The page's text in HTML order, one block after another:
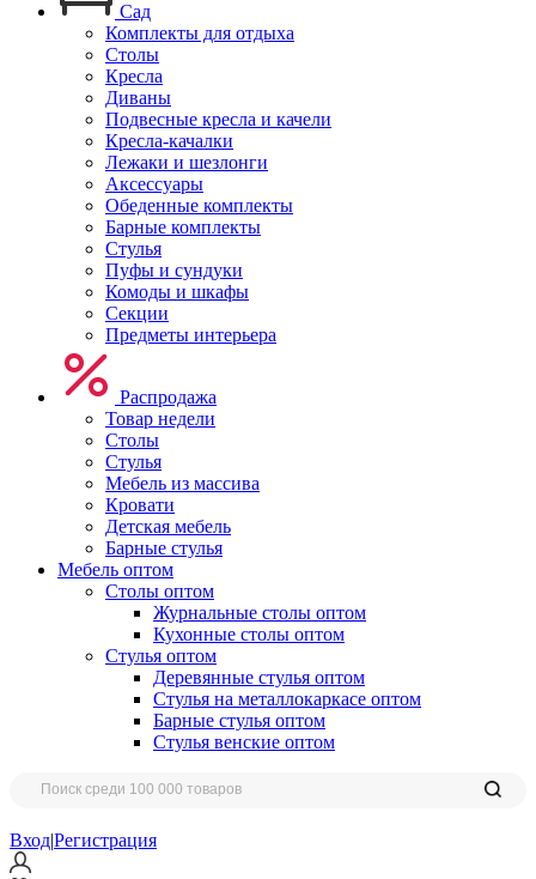
Сад
Комплекты для отдыха
Столы
Кресла
Диваны
Подвесные кресла и качели
Кресла-качалки
Лежаки и шезлонги
Аксессуары
Обеденные комплекты
Барные комплекты
Стулья
Пуфы и сундуки
Комоды и шкафы
Секции
Предметы интерьера
Распродажа
Товар недели
Столы
Стулья
Мебель из массива
Кровати
Детская мебель
Барные стулья
Мебель оптом
Столы оптом
Журнальные столы оптом
Кухонные столы оптом
Стулья оптом
Деревянные стулья оптом
Стулья на металлокаркасе оптом
Барные стулья оптом
Стулья венские оптом
Вход|Регистрация